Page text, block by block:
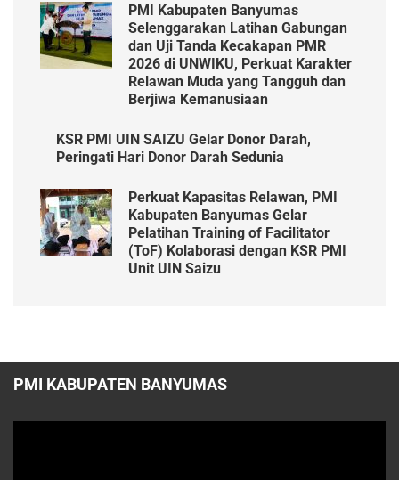
PMI Kabupaten Banyumas
Selenggarakan Latihan Gabungan
dan Uji Tanda Kecakapan PMR
2026 di UNWIKU, Perkuat Karakter
Relawan Muda yang Tangguh dan
Berjiwa Kemanusiaan
KSR PMI UIN SAIZU Gelar Donor Darah,
Peringati Hari Donor Darah Sedunia
​Perkuat Kapasitas Relawan, PMI
Kabupaten Banyumas Gelar
Pelatihan Training of Facilitator
(ToF) Kolaborasi dengan KSR PMI
Unit UIN Saizu
PMI KABUPATEN BANYUMAS